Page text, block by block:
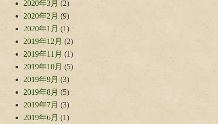
2020年3月 (2)
2020年2月 (9)
2020年1月 (1)
2019年12月 (2)
2019年11月 (1)
2019年10月 (5)
2019年9月 (3)
2019年8月 (5)
2019年7月 (3)
2019年6月 (1)